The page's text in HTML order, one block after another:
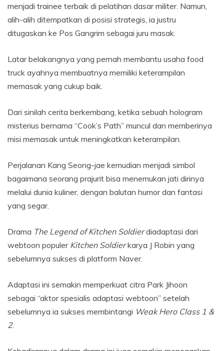
menjadi trainee terbaik di pelatihan dasar militer. Namun,
alih-alih ditempatkan di posisi strategis, ia justru
ditugaskan ke Pos Gangrim sebagai juru masak.
Latar belakangnya yang pernah membantu usaha food
truck ayahnya membuatnya memiliki keterampilan
memasak yang cukup baik.
Dari sinilah cerita berkembang, ketika sebuah hologram
misterius bernama “Cook’s Path” muncul dan memberinya
misi memasak untuk meningkatkan keterampilan.
Perjalanan Kang Seong-jae kemudian menjadi simbol
bagaimana seorang prajurit bisa menemukan jati dirinya
melalui dunia kuliner, dengan balutan humor dan fantasi
yang segar.
Drama The Legend of Kitchen Soldierdiadaptasi dari
webtoon populer Kitchen Soldierkarya J Robin yang
sebelumnya sukses di platform Naver.
Adaptasi ini semakin memperkuat citra Park Jihoon
sebagai “aktor spesialis adaptasi webtoon” setelah
sebelumnya ia sukses membintangi Weak Hero Class 1 &
2.